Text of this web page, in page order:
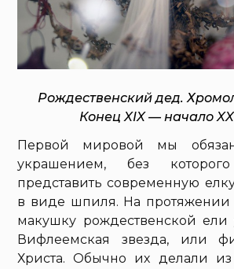
Рождественский дед.
Конец XIX — начало
Первой мировой мы
украшением, без
представить современную
в виде шпиля. На протяжении
макушку рождественской
Вифлеемская звезда, или
Христа. Обычно их делали из